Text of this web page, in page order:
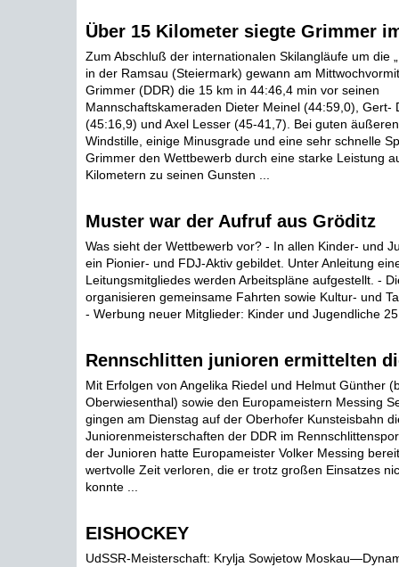
Über 15 Kilometer siegte Grimmer
Zum Abschluß der internationalen Skilangläufe um die
in der Ramsau (Steiermark) gewann am
Grimmer (DDR) die 15 km in 44:46,4 min vor seinen
Mannschaftskameraden Dieter Meinel (44:59,0), Gert-
(45:16,9) und Axel Lesser (45-41,7). Bei guten
Windstille, einige Minusgrade und eine sehr schnelle
Grimmer den Wettbewerb durch eine starke Leistung
Kilometern zu seinen Gunsten ...
Muster war der Aufruf aus Gröditz
Was sieht der Wettbewerb vor? - In allen Kinder- und
ein Pionier- und FDJ-Aktiv gebildet. Unter Anleitung
Leitungsmitgliedes werden Arbeitspläne aufgestellt. -
organisieren gemeinsame Fahrten sowie Kultur- und
- Werbung neuer Mitglieder: Kinder und Jugendliche
Rennschlitten junioren ermittelten
Mit Erfolgen von Angelika Riedel und Helmut Günther
Oberwiesenthal) sowie den Europameistern Messing
gingen am Dienstag auf der Oberhofer Kunsteisbahn
Juniorenmeisterschaften der DDR im
der Junioren hatte Europameister Volker Messing
wertvolle Zeit verloren, die er trotz großen Einsatzes
konnte ...
EISHOCKEY
UdSSR-Meisterschaft: Krylja Sowjetow